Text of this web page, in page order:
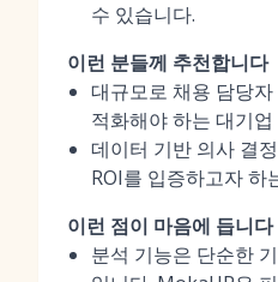
수 있습니다.
이런 분들께 추천합니다
대규모로 채용 담당
적화해야 하는 대기
데이터 기반 의사 결
ROI를 입증하고자 하
이런 점이 마음에 듭니다
분석 기능은 단순한